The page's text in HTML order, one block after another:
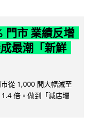
門市 業績反增
最潮「新鮮
從 1,000 間大幅減至
倍。做到「減店增